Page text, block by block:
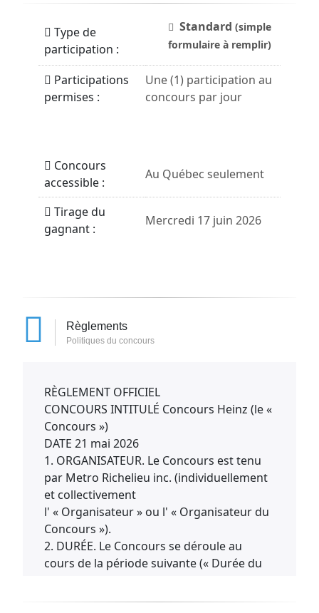
Type de
participation :
Standard (simple
formulaire à remplir)
Participations
permises :
Une (1) participation au
concours par jour
Concours
accessible :
Au Québec seulement
Tirage du
gagnant :
Mercredi 17 juin 2026
Règlements
Politiques du concours
RÈGLEMENT OFFICIEL
CONCOURS INTITULÉ Concours Heinz (le «
Concours »)
DATE 21 mai 2026
1. ORGANISATEUR. Le Concours est tenu
par Metro Richelieu inc. (individuellement
et collectivement
l' « Organisateur » ou l' « Organisateur du
Concours »).
2. DURÉE. Le Concours se déroule au
cours de la période suivante (« Durée du